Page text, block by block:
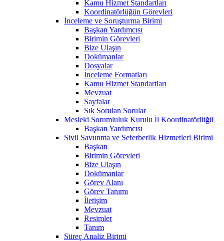
Kamu Hizmet Standartları
Koordinatörlüğün Görevleri
İnceleme ve Soruşturma Birimi
Başkan Yardımcısı
Birimin Görevleri
Bize Ulaşın
Dokümanlar
Dosyalar
İnceleme Formatları
Kamu Hizmet Standartları
Mevzuat
Sayfalar
Sık Sorulan Sorular
Mesleki Sorumluluk Kurulu İl Koordinatörlüğü
Başkan Yardımcısı
Sivil Savunma ve Seferberlik Hizmetleri Birimi
Başkan
Birimin Görevleri
Bize Ulaşın
Dokümanlar
Görev Alanı
Görev Tanımı
İletişim
Mevzuat
Resimler
Tanım
Süreç Analiz Birimi